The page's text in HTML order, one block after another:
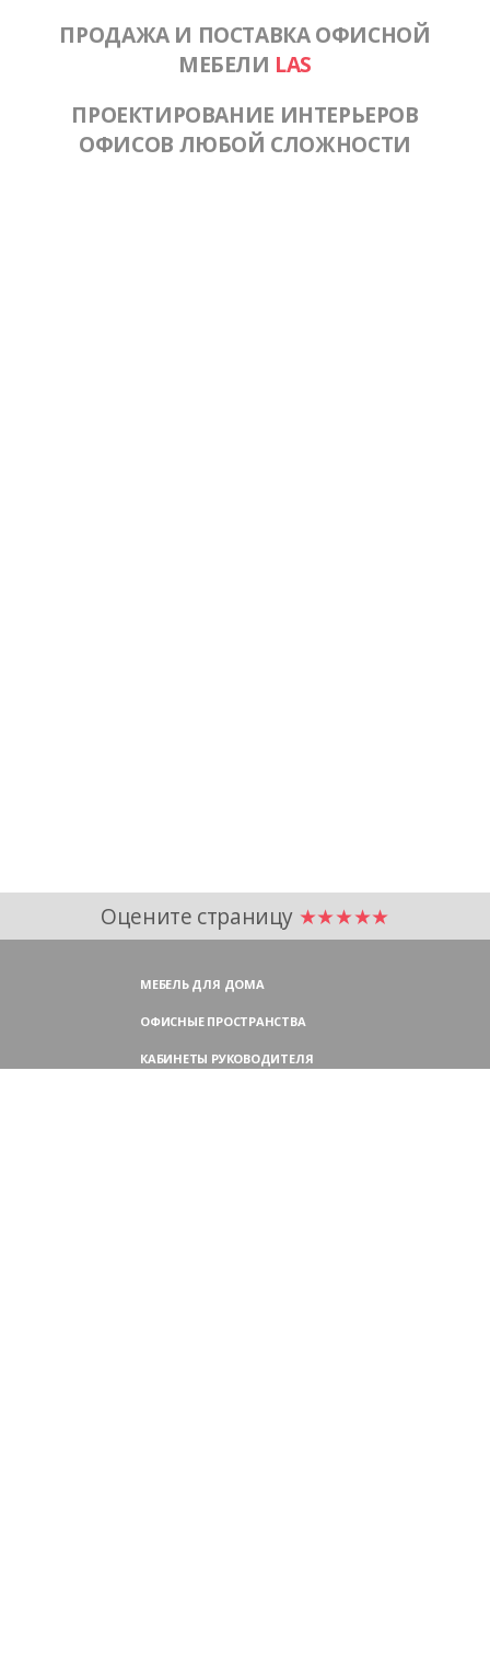
ПРОДАЖА И ПОСТАВКА ОФИСНОЙ
МЕБЕЛИ LAS
ПРОЕКТИРОВАНИЕ ИНТЕРЬЕРОВ
ОФИСОВ ЛЮБОЙ СЛОЖНОСТИ
Оцените страницу ★★★★★
МЕБЕЛЬ ДЛЯ ДОМА
ОФИСНЫЕ ПРОСТРАНСТВА
КАБИНЕТЫ РУКОВОДИТЕЛЯ